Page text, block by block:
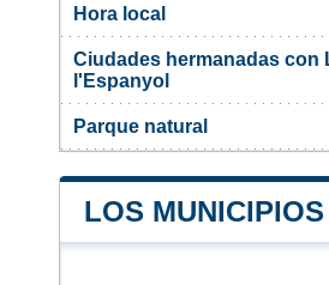
Hora local
Ciudades hermanadas con
l'Espanyol
Parque natural
LOS